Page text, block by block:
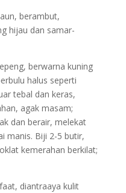
berambut,
hijau dan samar-
berwarna kuning
halus seperti
tebal dan keras,
agak masam;
dan berair, melekat
manis. Biji 2-5 butir,
kemerahan berkilat;
diantraaya kulit